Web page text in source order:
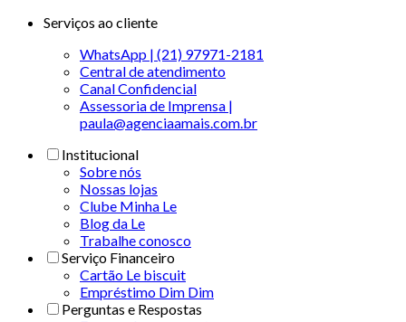
Serviços ao cliente
WhatsApp | (21) 97971-2181
Central de atendimento
Canal Confidencial
Assessoria de Imprensa |
paula@agenciaamais.com.br
Institucional
Sobre nós
Nossas lojas
Clube Minha Le
Blog da Le
Trabalhe conosco
Serviço Financeiro
Cartão Le biscuit
Empréstimo Dim Dim
Perguntas e Respostas